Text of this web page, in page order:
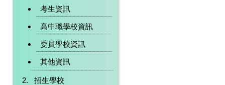
考生資訊
高中職學校資訊
委員學校資訊
其他資訊
招生學校